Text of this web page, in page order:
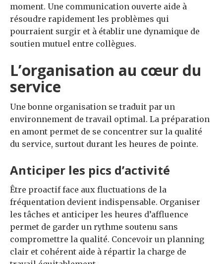
moment. Une communication ouverte aide à
résoudre rapidement les problèmes qui
pourraient surgir et à établir une dynamique de
soutien mutuel entre collègues.
L’organisation au cœur du
service
Une bonne organisation se traduit par un
environnement de travail optimal. La préparation
en amont permet de se concentrer sur la qualité
du service, surtout durant les heures de pointe.
Anticiper les pics d’activité
Être proactif face aux fluctuations de la
fréquentation devient indispensable. Organiser
les tâches et anticiper les heures d’affluence
permet de garder un rythme soutenu sans
compromettre la qualité. Concevoir un planning
clair et cohérent aide à répartir la charge de